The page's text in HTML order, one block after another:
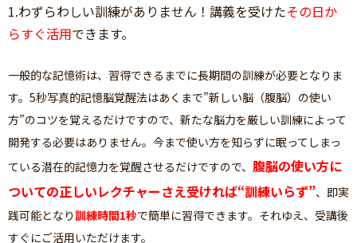
1.わずらわしい訓練がありません！講義を受けたその日か
らすぐ活用できます。
一般的な記憶術は、習得できるまでに長期間の訓練が必要となりま
す。5秒写真的記憶脳覚醒法はあくまで”新しい脳（腹脳）の使い
方”のコツを覚えるだけですので、新たな脳力を厳しい訓練によって
開発する必要はありません。今まで使い方を知らずに眠ってしまっ
ている潜在的記憶力を覚醒させるだけですので、 腹脳の使い方に
ついての正しいレクチャーさえ受ければ“訓練いらず”、即実
践可能となり訓練時間1秒で簡単に習得できます。それゆえ、受講後
すぐにご活用いただけます。